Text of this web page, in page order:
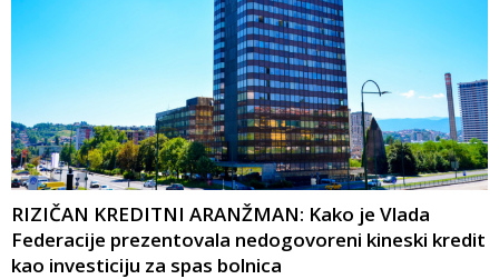
RIZIČAN KREDITNI ARANŽMAN: Kako je Vlada
Federacije prezentovala nedogovoreni kineski kredit
kao investiciju za spas bolnica